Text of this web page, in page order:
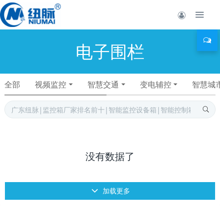
电子围栏
全部 视频监控 智慧交通 变电辅控 智慧城
没有数据了
加载更多